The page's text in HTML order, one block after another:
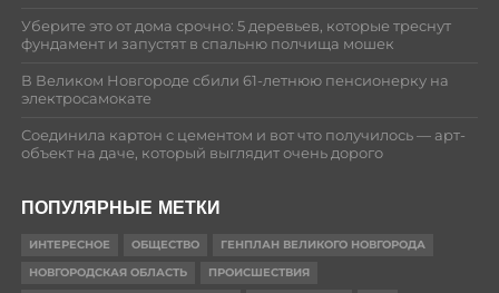
Уберите это от дома срочно: 5 деревьев, которые треснут
фундамент и запустят в спальню полчища мошек
В Великом Новгороде сбили 61-летнюю пенсионерку на
электросамокате
Соединила картон с цементом и вот что получилось — арт-
объект на даче, который выглядит очень дорого
ПОПУЛЯРНЫЕ МЕТКИ
ИНТЕРЕСНОЕ ОБЩЕСТВО
ГЕНПЛАН ВЕЛИКОГО НОВГОРОДА
НОВГОРОДСКАЯ ОБЛАСТЬ
ПРОИСШЕСТВИЯ